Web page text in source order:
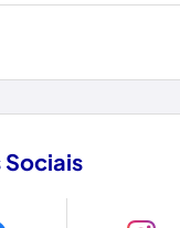
Diamantina
Mundo 2026
Sociais